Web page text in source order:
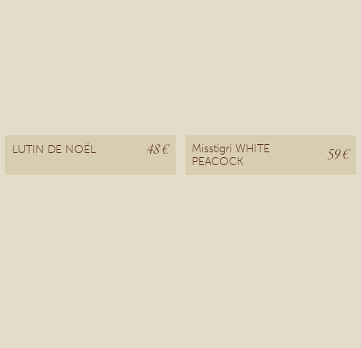
LUTIN DE NOËL 48 €
Misstigri WHITE
PEACOCK
59 €